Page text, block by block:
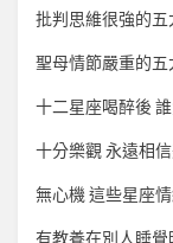
批判思維很強的五
聖母情節嚴重的五
十二星座喝醉後
十分樂觀 永遠相
無心機 這些星座
有教養在別人睡